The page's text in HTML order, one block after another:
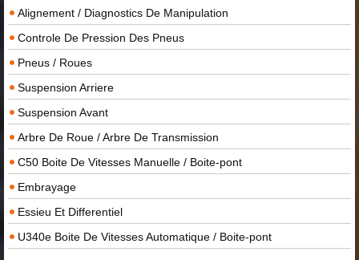
Alignement / Diagnostics De Manipulation
Controle De Pression Des Pneus
Pneus / Roues
Suspension Arriere
Suspension Avant
Arbre De Roue / Arbre De Transmission
C50 Boite De Vitesses Manuelle / Boite-pont
Embrayage
Essieu Et Differentiel
U340e Boite De Vitesses Automatique / Boite-pont